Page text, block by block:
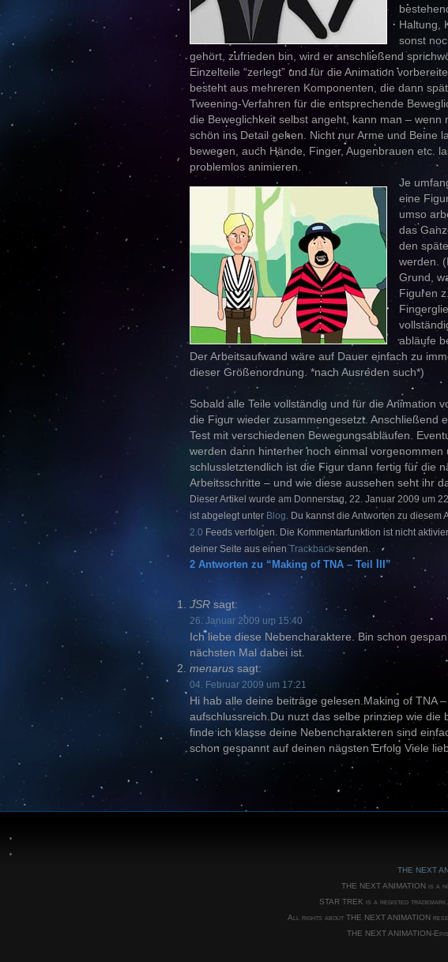
Haltung,
sonst
gehört, zufrieden bin, wird er anschließend
Einzelteile “zerlegt” und für die Animation
besteht aus mehreren Komponenten, die dann
Tweening-Verfahren für die entsprechende
die Beweglichkeit selbst angeht, kann man – wenn
schön ins Detail gehen. Nicht nur Arme und Beine
bewegen, auch Hände, Finger, Augenbrauen etc.
problemlos animieren.
Je
eine
umso
das
den
werden.
Grund,
Figuren
abläufe
Der Arbeitsaufwand wäre auf Dauer einfach zu
dieser Größenordnung. *nach Ausreden such*)
Sobald alle Teile vollständig und für die Animation
die Figur wieder zusammengesetzt. Anschließend
Test mit verschiedenen Bewegungsabläufen.
werden dann hinterher noch einmal vorgenommen
schlussletztendlich ist die Figur dann fertig für die
Arbeitsschritte – und wie diese aussehen seht ihr
Dieser Artikel wurde am Donnerstag, 22. Januar 2009 um
ist abgelegt unter Blog. Du kannst die Antworten zu diesem
2.0 Feeds verfolgen. Die Kommentarfunktion ist nicht
deiner Seite aus einenTrackbacksenden.
2 Antworten zu “Making of TNA – Teil III”
JSR sagt:
26. Januar 2009 um 15:40
Ich liebe diese Nebencharaktere. Bin schon
nächsten Mal dabei ist.
menarus sagt:
04. Februar 2009 um 17:21
Hi hab alle deine beiträge gelesen.Making of TNA
aufschlussreich.Du nuzt das selbe prinziep wie die
finde ich klasse deine Nebencharakteren sind
schon gespannt auf deinen nägsten Erfolg Viele
THE NEXT
THE NEXT ANIMATION is a
STAR TREK is a registed
All rights about THE NEXT ANIMATION
THE NEXT ANIMATION-